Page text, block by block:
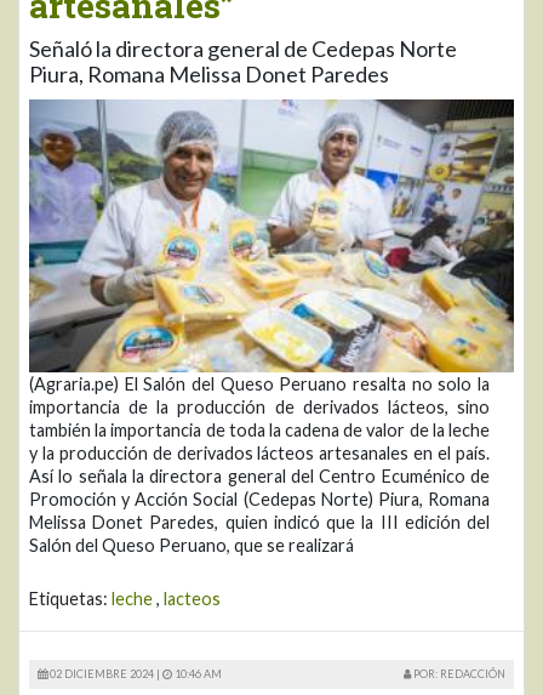
Señaló la directora general de Cedepas Norte
Piura, Romana Melissa Donet Paredes
(Agraria.pe) El Salón del Queso Peruano resalta no solo la
importancia de la producción de derivados lácteos, sino
también la importancia de toda la cadena de valor de la leche
y la producción de derivados lácteos artesanales en el país.
Así lo señala la directora general del Centro Ecuménico de
Promoción y Acción Social (Cedepas Norte) Piura, Romana
Melissa Donet Paredes, quien indicó que la III edición del
Salón del Queso Peruano, que se realizará
Etiquetas: leche, lacteos
02 DICIEMBRE 2024 | 10:46 AM POR: REDACCIÓN